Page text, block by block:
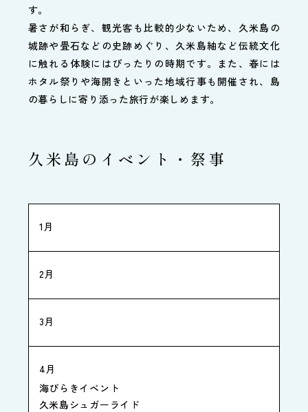
す。
暑さが和らぎ、観光客も比較的少ないため、久米島の
城跡や畳石などの史跡めぐり、久米島紬など伝統文化
に触れる体験にはぴったりの時期です。また、春には
ホタル祭りや海開きといった地域行事も開催され、島
の暮らしに寄り添った旅行が楽しめます。
久米島のイベント・祭事
1月
2月
3月
4月
海びらきイベント
久米島シュガーライド